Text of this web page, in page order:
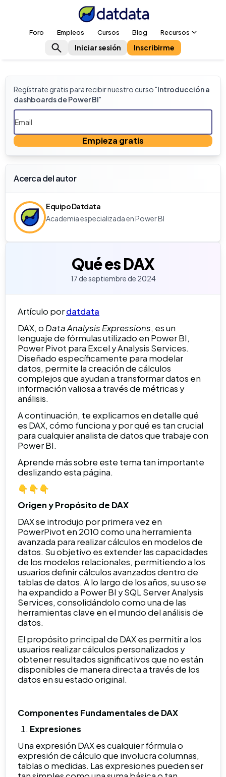
Foro Empleos Cursos Blog Recursos
Iniciar sesión Inscribirme
Qué es DAX
17 de septiembre de 2024
Artículo pordatdata
DAX, o Data Analysis Expressions, es un
lenguaje de fórmulas utilizado en Power BI,
Power Pivot para Excel y Analysis Services.
Diseñado específicamente para modelar
datos, permite la creación de cálculos
complejos que ayudan a transformar datos en
información valiosa a través de métricas y
análisis.
A continuación, te explicamos en detalle qué
es DAX, cómo funciona y por qué es tan crucial
para cualquier analista de datos que trabaje con
Power BI.
Aprende más sobre este tema tan importante
deslizando esta página.
👇👇👇
Origen y Propósito de DAX
DAX se introdujo por primera vez en
PowerPivot en 2010 como una herramienta
avanzada para realizar cálculos en modelos de
datos. Su objetivo es extender las capacidades
de los modelos relacionales, permitiendo a los
usuarios definir cálculos avanzados dentro de
tablas de datos. A lo largo de los años, su uso se
ha expandido a Power BI y SQL Server Analysis
Services, consolidándolo como una de las
herramientas clave en el mundo del análisis de
datos.
El propósito principal de DAX es permitir a los
usuarios realizar cálculos personalizados y
obtener resultados significativos que no están
disponibles de manera directa a través de los
datos en su estado original.
Componentes Fundamentales de DAX
Expresiones
Una expresión DAX es cualquier fórmula o
expresión de cálculo que involucra columnas,
tablas o medidas. Las expresiones pueden ser
Regístrate gratis para recibir nuestro curso "Introducción a
dashboards de Power BI"
Empieza gratis
Acerca del autor
Equipo Datdata
Academia especializada en Power BI